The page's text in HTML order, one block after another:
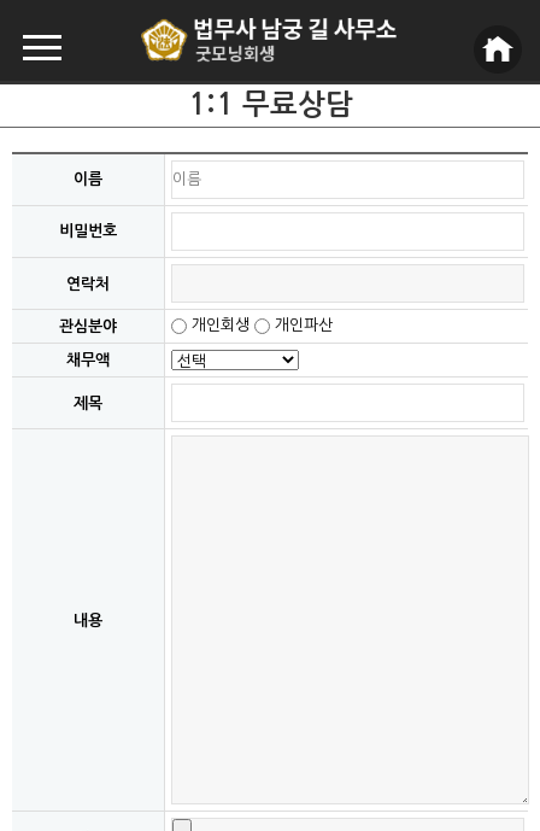
1:1 무료상담
이름
비밀번호
연락처
관심분야 개인회생 개인파산
채무액
제목
내용